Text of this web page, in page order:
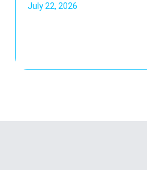
July 22, 2026